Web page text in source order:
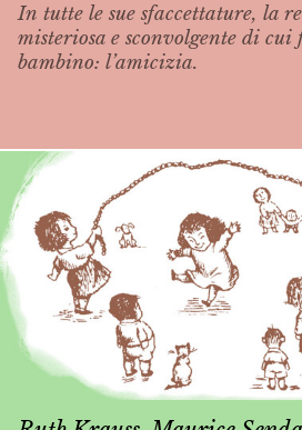
In tutte le sue sfaccettature, la
misteriosa e sconvolgente di cui
bambino: l’amicizia.